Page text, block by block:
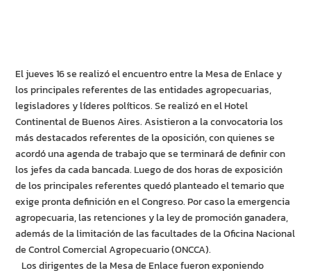
El jueves 16 se realizó el encuentro entre la Mesa de Enlace y
los principales referentes de las entidades agropecuarias,
legisladores y líderes políticos. Se realizó en el Hotel
Continental de Buenos Aires. Asistieron a la convocatoria los
más destacados referentes de la oposición, con quienes se
acordó una agenda de trabajo que se terminará de definir con
los jefes da cada bancada. Luego de dos horas de exposición
de los principales referentes quedó planteado el temario que
exige pronta definición en el Congreso. Por caso la emergencia
agropecuaria, las retenciones y la ley de promoción ganadera,
además de la limitación de las facultades de la Oficina Nacional
de Control Comercial Agropecuario (ONCCA).
Los dirigentes de la Mesa de Enlace fueron exponiendo